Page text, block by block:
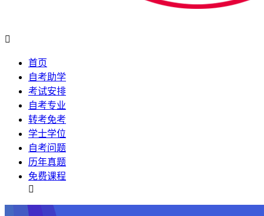

首页
自考助学
考试安排
自考专业
转考免考
学士学位
自考问题
历年真题
免费课程
